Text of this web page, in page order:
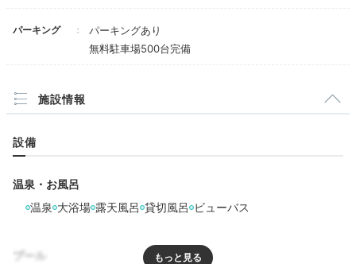
「鐘山苑」には広大な日本庭園があり、四季折々の美し
パーキング
パーキングあり
無料駐車場500台完備
施設情報
設備
温泉・お風呂
温泉 大浴場 露天風呂 貸切風呂 ビューバス
プール